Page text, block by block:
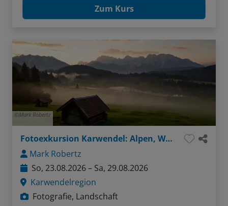
Zum Kurs
Mark Robertz
Fotoexkursion Karwendel: Alpen, Wasser, Felsen
Mark Robertz
So, 23.08.2026 – Sa, 29.08.2026
Karwendelregion
Fotografie, Landschaft